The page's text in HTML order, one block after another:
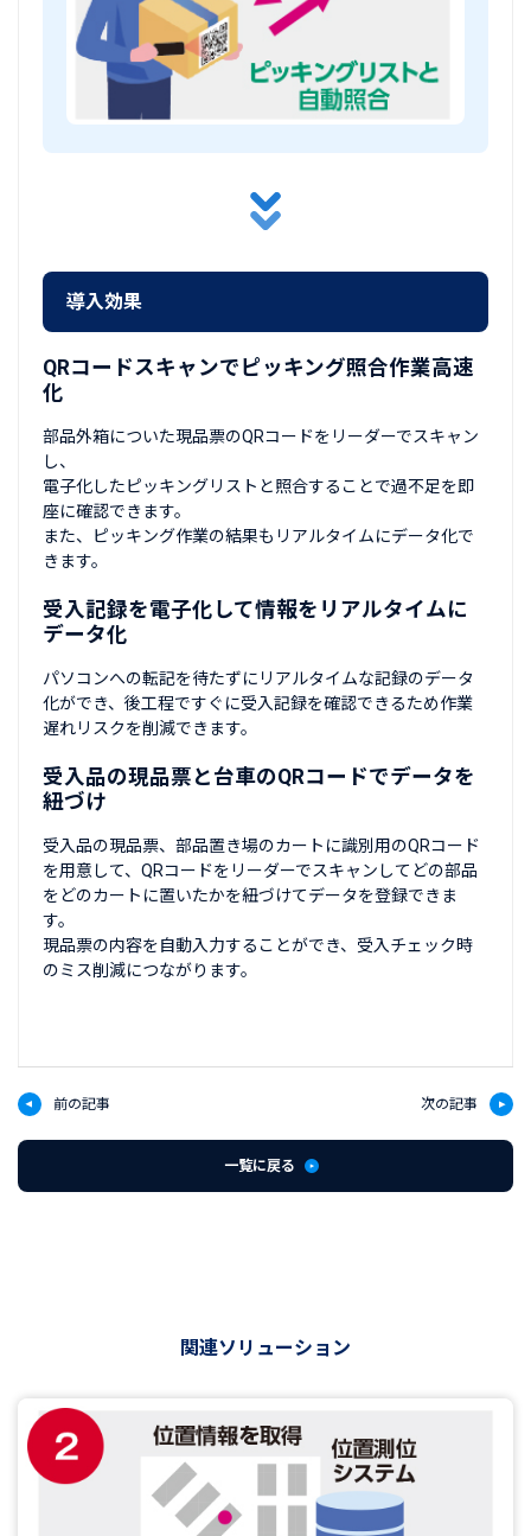
導入効果
QRコードスキャンでピッキング照合作業高速
化
部品外箱についた現品票のQRコードをリーダーでスキャン
し、
電子化したピッキングリストと照合することで過不足を即
座に確認できます。
また、ピッキング作業の結果もリアルタイムにデータ化で
きます。
受入記録を電子化して情報をリアルタイムに
データ化
パソコンへの転記を待たずにリアルタイムな記録のデータ
化ができ、後工程ですぐに受入記録を確認できるため作業
遅れリスクを削減できます。
受入品の現品票と台車のQRコードでデータを
紐づけ
受入品の現品票、部品置き場のカートに識別用のQRコード
を用意して、QRコードをリーダーでスキャンしてどの部品
をどのカートに置いたかを紐づけてデータを登録できま
す。
現品票の内容を自動入力することができ、受入チェック時
のミス削減につながります。
前の記事 次の記事
一覧に戻る
関連ソリューション